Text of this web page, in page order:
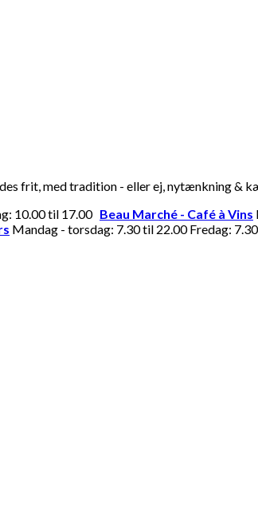
frit, med tradition - eller ej, nytænkning &
10.00 til 17.00 Beau Marché - Café à Vins
Mandag - torsdag: 7.30 til 22.00 Fredag: